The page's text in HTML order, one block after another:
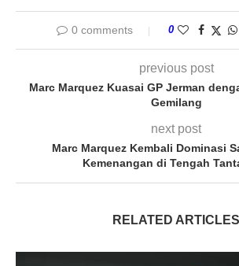
0 comments 0
previous post
Marc Marquez Kuasai GP Jerman
Gemilang
next post
Marc Marquez Kembali Dominasi
Kemenangan di Tengah
RELATED ARTICLES